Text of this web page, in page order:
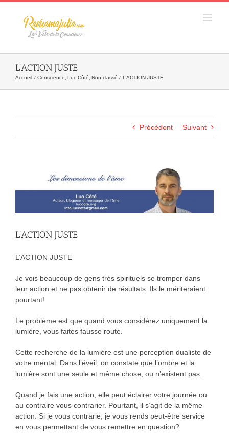
Skip
L’ACTION JUSTE
Accueil Conscience Luc Côté Non classé L’ACTION JUSTE
Précédent Suivant
l&apos;image
L’ACTION JUSTE
L’ACTION JUSTE
Je vois beaucoup de gens très spirituels se tromper dans
leur action et ne pas obtenir de résultats. Ils le mériteraient
pourtant!
Le problème est que quand vous considérez uniquement la
lumière, vous faites fausse route.
Cette recherche de la lumière est une perception dualiste de
votre mental. Dans l’éveil, on constate que l’ombre et la
lumière sont une seule et même chose, ou n’existent pas.
Quand je fais une action, elle peut éclairer votre journée ou
au contraire vous contrarier. Pourtant, il s’agit de la même
action. Si je vous contrarie, je vous rends peut-être service
en vous permettant de vous remettre en question?